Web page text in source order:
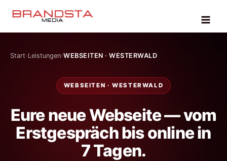
Inhalt
springen
Start Leistungen WEBSEITEN · WESTERWALD
WEBSEITEN · WESTERWALD
Eure neue Webseite — vom
Erstgespräch bis online in
7 Tagen.